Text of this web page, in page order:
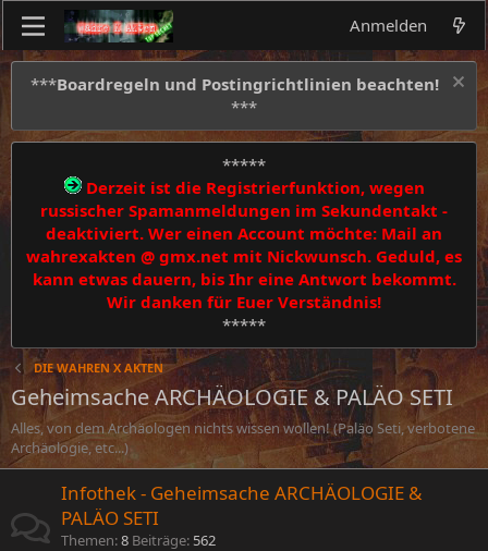
Anmelden
***Boardregeln und Postingrichtlinien beachten!
***
*****
Derzeit ist die Registrierfunktion, wegen
russischer Spamanmeldungen im Sekundentakt -
deaktiviert. Wer einen Account möchte: Mail an
wahrexakten @ gmx.net mit Nickwunsch. Geduld, es
kann etwas dauern, bis Ihr eine Antwort bekommt.
Wir danken für Euer Verständnis!
*****
DIE WAHREN X AKTEN
Geheimsache ARCHÄOLOGIE & PALÄO SETI
Alles, von dem Archäologen nichts wissen wollen! (Paläo Seti, verbotene
Archäologie, etc...)
Infothek - Geheimsache ARCHÄOLOGIE &
PALÄO SETI
Themen 8 Beiträge 562